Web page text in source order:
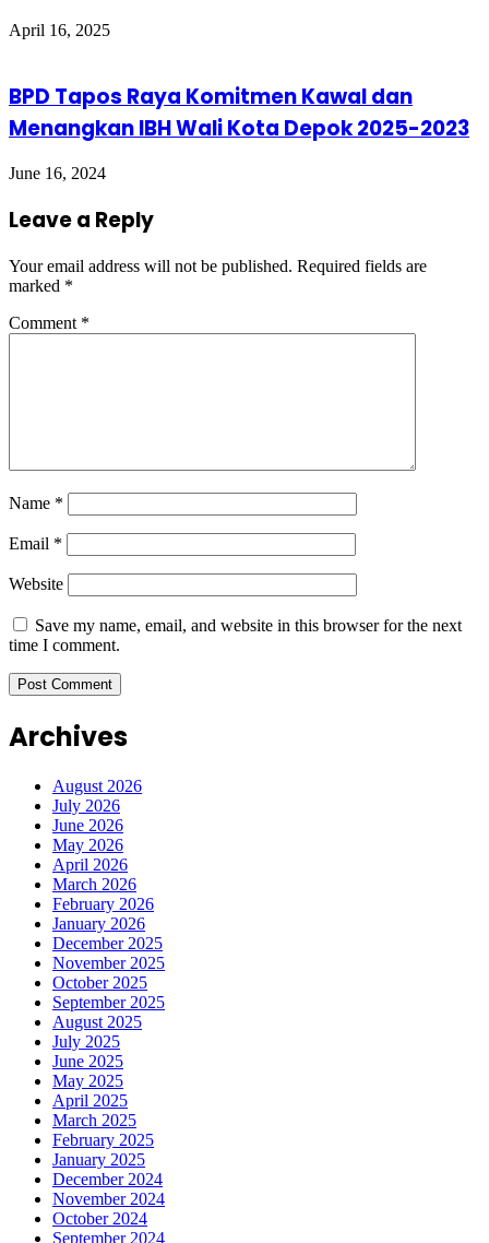
April 16, 2025
BPD Tapos Raya Komitmen Kawal dan
Menangkan IBH Wali Kota Depok 2025-2023
June 16, 2024
Leave a Reply
Your email address will not be published. Required fields are
marked *
Comment *
Name *
Email *
Website
Save my name, email, and website in this browser for the next
time I comment.
Archives
August 2026
July 2026
June 2026
May 2026
April 2026
March 2026
February 2026
January 2026
December 2025
November 2025
October 2025
September 2025
August 2025
July 2025
June 2025
May 2025
April 2025
March 2025
February 2025
January 2025
December 2024
November 2024
October 2024
September 2024